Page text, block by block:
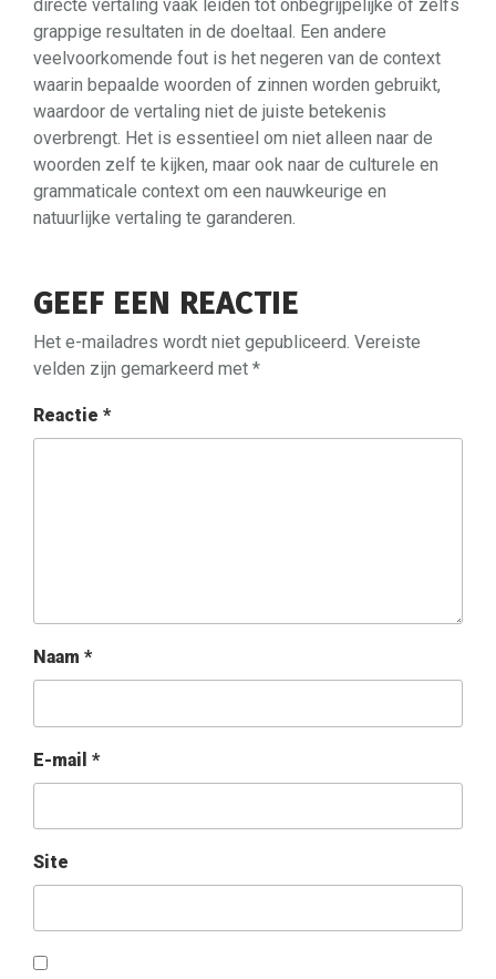
directe vertaling vaak leiden tot onbegrijpelijke of zelfs
grappige resultaten in de doeltaal. Een andere
veelvoorkomende fout is het negeren van de context
waarin bepaalde woorden of zinnen worden gebruikt,
waardoor de vertaling niet de juiste betekenis
overbrengt. Het is essentieel om niet alleen naar de
woorden zelf te kijken, maar ook naar de culturele en
grammaticale context om een nauwkeurige en
natuurlijke vertaling te garanderen.
GEEF EEN REACTIE
Het e-mailadres wordt niet gepubliceerd. Vereiste
velden zijn gemarkeerd met *
Reactie *
Naam *
E-mail *
Site